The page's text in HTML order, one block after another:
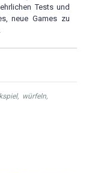
Tests und
neue Games zu
, würfeln,